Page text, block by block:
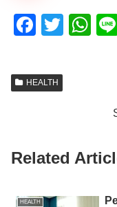
F
c
e
o
T
W
p
HEALTH
Related
HEALTH